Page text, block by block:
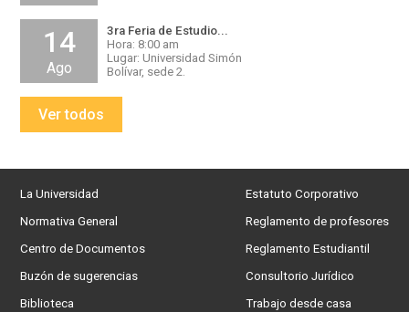
14
Ago
3ra Feria de Estudio...
Hora: 8:00 am
Lugar: Universidad Simón
Bolívar, sede 2.
Ver todos
La Universidad
Normativa General
Centro de Documentos
Buzón de sugerencias
Biblioteca
Estatuto Corporativo
Reglamento de profesores
Reglamento Estudiantil
Consultorio Jurídico
Trabajo desde casa